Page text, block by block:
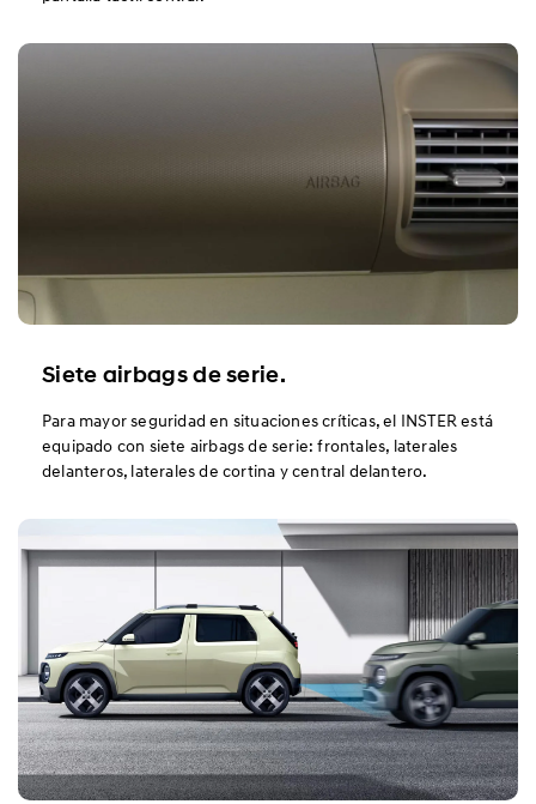
Siete airbags de serie.
Para mayor seguridad en situaciones críticas, el INSTER está
equipado con siete airbags de serie: frontales, laterales
delanteros, laterales de cortina y central delantero.